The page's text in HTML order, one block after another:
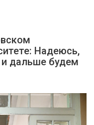
Надеюсь,
дальше будем